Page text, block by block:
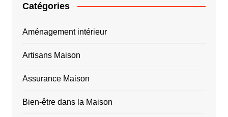
Catégories
Aménagement intérieur
Artisans Maison
Assurance Maison
Bien-être dans la Maison